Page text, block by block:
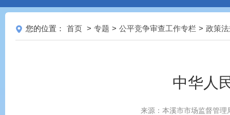
您的位置： 首页 > 专题 > 公平竞争审查工作专栏 > 政策
中华人
来源：本溪市市场监督管